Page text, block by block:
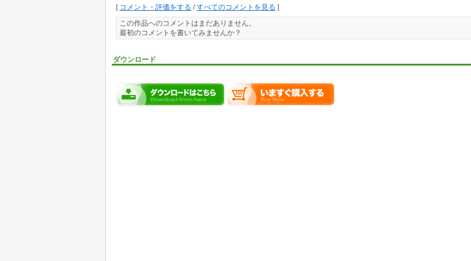
[ コメント・評価をする /すべてのコメントを見る ]
この作品へのコメントはまだありません。
最初のコメントを書いてみませんか？
ダウンロード